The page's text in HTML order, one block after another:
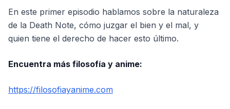
En este primer episodio hablamos sobre la naturaleza
de la Death Note, cómo juzgar el bien y el mal, y
quien tiene el derecho de hacer esto último.
Encuentra más filosofía y anime:
https://filosofiayanime.com